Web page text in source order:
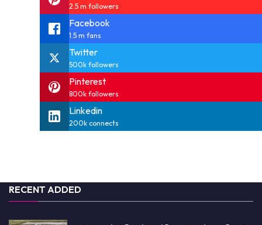
2.5 m followers
Facebook
1.5 m fans
Twitter
500k followers
Pinterest
800k followers
Linkedin
200k connects
RECENT ADDED